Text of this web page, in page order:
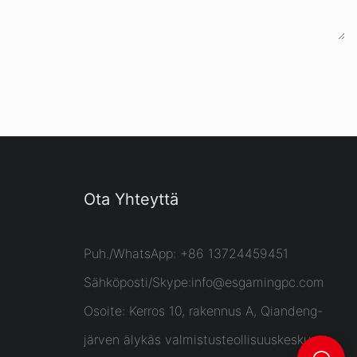
Ota Yhteyttä
Puh./WhatsApp: +86 13724459451
Sähköposti/Skype:info@esgamingpc.com
Osoite: Kerros 10, rakennus A, Qiandeng-
järven älykäs valmistusteollisuuskeskus,